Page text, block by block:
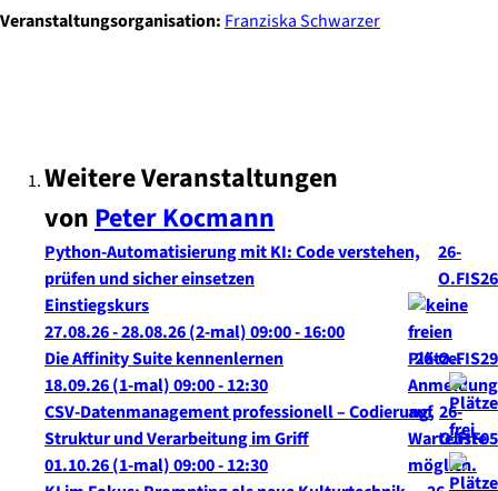
Veranstaltungsorganisation: Franziska Schwarzer
Weitere Veranstaltungen
vonPeterKocmann
Python-Automatisierung mit KI: Code verstehen,
prüfen und sicher einsetzen
26-
O.FIS26
Einstiegskurs
27.08.26 - 28.08.26(2-mal)09:00- 16:00
Die Affinity Suite kennenlernen
26-O.FIS29
18.09.26(1-mal)09:00- 12:30
CSV-Datenmanagement professionell – Codierung,
Struktur und Verarbeitung im Griff
26-
O.FIF05
01.10.26(1-mal)09:00- 12:30